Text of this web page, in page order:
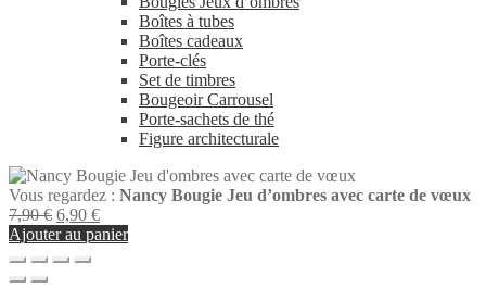
Boîtes à tubes
Boîtes cadeaux
Porte-clés
Set de timbres
Bougeoir Carrousel
Porte-sachets de thé
Figure architecturale
Vous regardez : Nancy Bougie Jeu d’ombres avec carte de vœux
7,90€ Le
prix
initial
6,90 €Le
prix
Ajouter au panier